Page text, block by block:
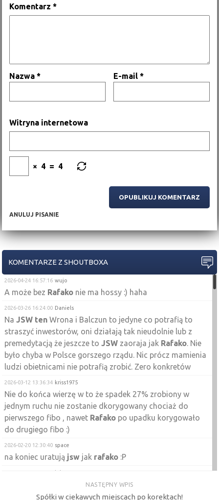
ANULUJ PISANIE
Komentarz*
Nazwa* E-mail*
Witryna internetowa
× 4 = 4
KOMENTARZE Z SHOUTBOXA
2026-04-24 16:57:16 wujo
A może bez Rafako nie ma hossy :) haha
2026-03-26 16:24:00 Daniels
NaJSW ten Wrona i Balczun to jedyne co potrafią to
straszyć inwestorów, oni działają tak nieudolnie lub z
premedytacją że jeszcze toJSW zaoraja jak Rafako. Nie
było chyba w Polsce gorszego rządu. Nic prócz mamienia
ludzi obietnicami nie potrafią zrobić. Zero konkretów
2026-03-12 13:36:34 kriss1975
Nie do końca wierzę w to że spadek 27% zrobiony w
jednym ruchu nie zostanie dkorygowany chociaż do
pierwszego fibo , nawet Rafako po upadku korygowało
do drugiego fibo :)
2026-02-20 12:30:40 space
na koniec uratują jsw jak rafako :P
Jutro Donaldinio ma wpaść naGPW, ostatnio jak był dał
tanio kupić WIG energia , a ubrał gawędź wRafako
NASTĘPNY WPIS
Spółki w ciekawych miejscach po korektach!